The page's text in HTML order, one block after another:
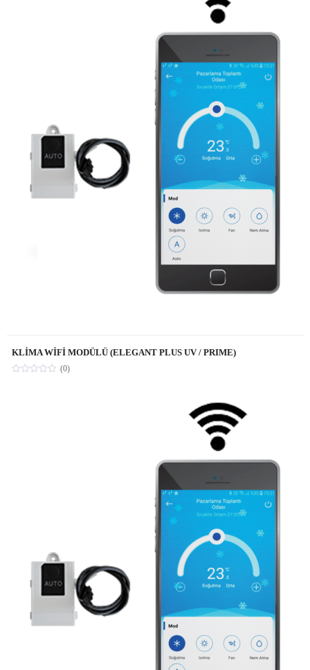
KLİMA WİFİ MODÜLÜ (ELEGANT PLUS UV / PRIME)
(0)